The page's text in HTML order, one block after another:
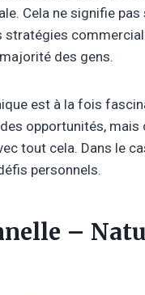
Cela ne signifie
des gens.
est à la fois
opportunités,
tout cela. Dans le
personnels.
–